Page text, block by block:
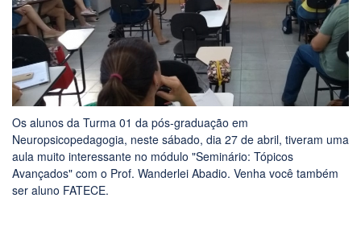
Os alunos da Turma 01 da pós-graduação em
Neuropsicopedagogia, neste sábado, dia 27 de abril, tiveram uma
aula muito interessante no módulo "Seminário: Tópicos
Avançados" com o Prof. Wanderlei Abadio. Venha você também
ser aluno FATECE.